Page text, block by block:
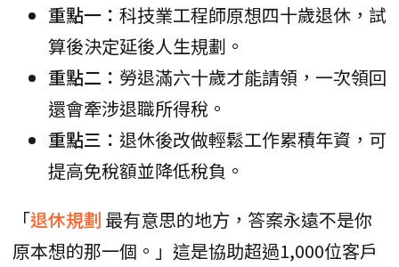
重點一： 科技業工程師原想四十歲退休，試
算後決定延後人生規劃。
重點二： 勞退滿六十歲才能請領，一次領回
還會牽涉退職所得稅。
重點三： 退休後改做輕鬆工作累積年資，可
提高免稅額並降低稅負。
「退休規劃 最有意思的地方，答案永遠不是你
原本想的那一個。」這是協助超過1,000位客戶